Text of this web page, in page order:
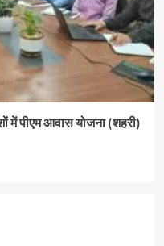
में पीएम आवास योजना (शहरी)